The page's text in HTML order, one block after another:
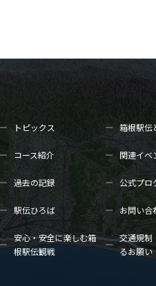
トピックス 箱根駅伝
コース紹介 関連イベ
過去の記録 公式プロ
駅伝ひろば お問い合
安心・安全に楽しむ箱
根駅伝観戦
交通規制
るお願い